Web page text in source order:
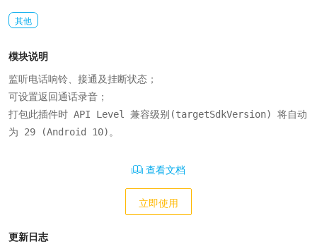
其他
模块说明
监听电话响铃、接通及挂断状态；
可设置返回通话录音；
打包此插件时 API Level 兼容级别(targetSdkVersion) 将自动
为 29 (Android 10)。
查看文档
立即使用
更新日志